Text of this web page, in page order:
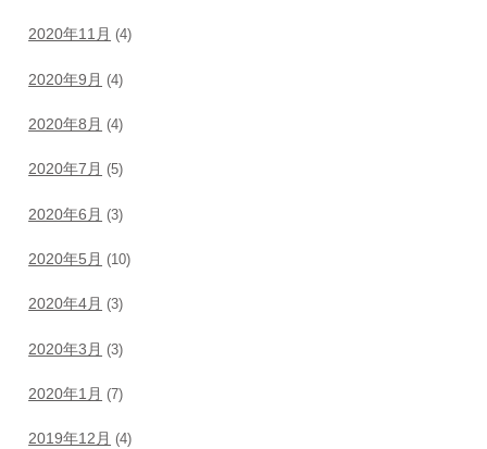
2020年11月 (4)
2020年9月 (4)
2020年8月 (4)
2020年7月 (5)
2020年6月 (3)
2020年5月 (10)
2020年4月 (3)
2020年3月 (3)
2020年1月 (7)
2019年12月 (4)